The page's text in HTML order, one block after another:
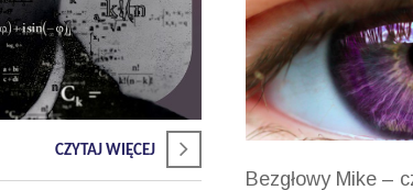
CZYTAJ WIĘCEJ
Bezgłowy Mike –